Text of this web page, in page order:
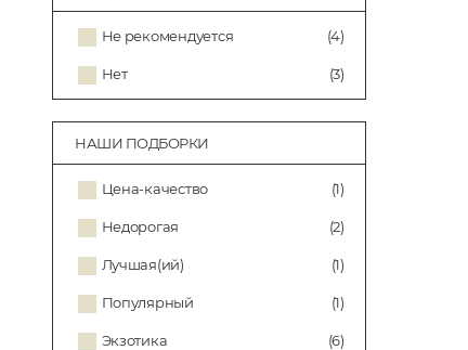
Не рекомендуется (4)
Нет (3)
НАШИ ПОДБОРКИ
Цена-качество (1)
Недорогая (2)
Лучшая(ий) (1)
Популярный (1)
Экзотика (6)